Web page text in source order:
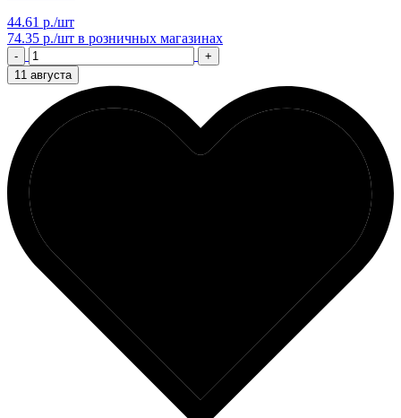
44.61 р./шт
74.35 р./шт в розничных магазинах
-
+
11 августа